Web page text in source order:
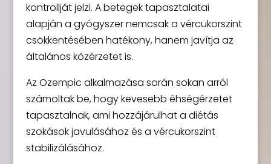
kontrollját jelzi. A betegek tapasztalatai
alapján a gyógyszer nemcsak a vércukorszint
csökkentésében hatékony, hanem javítja az
általános közérzetet is.
Az Ozempic alkalmazása során sokan arról
számoltak be, hogy kevesebb éhségérzetet
tapasztalnak, ami hozzájárulhat a diétás
szokások javulásához és a vércukorszint
stabilizálásához.